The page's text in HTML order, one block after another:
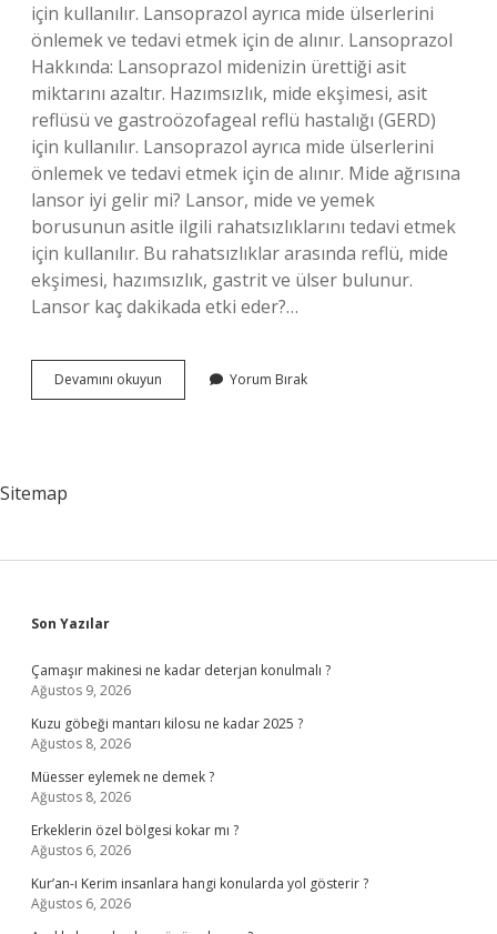
için kullanılır. Lansoprazol ayrıca mide ülserlerini
önlemek ve tedavi etmek için de alınır. Lansoprazol
Hakkında: Lansoprazol midenizin ürettiği asit
miktarını azaltır. Hazımsızlık, mide ekşimesi, asit
reflüsü ve gastroözofageal reflü hastalığı (GERD)
için kullanılır. Lansoprazol ayrıca mide ülserlerini
önlemek ve tedavi etmek için de alınır. Mide ağrısına
lansor iyi gelir mi? Lansor, mide ve yemek
borusunun asitle ilgili rahatsızlıklarını tedavi etmek
için kullanılır. Bu rahatsızlıklar arasında reflü, mide
ekşimesi, hazımsızlık, gastrit ve ülser bulunur.
Lansor kaç dakikada etki eder?…
Devamını okuyun
Ilacı
Yorum Bırak
Sitemap
Sidebar
Son Yazılar
Çamaşır makinesi ne kadar deterjan konulmalı ?
Ağustos 9, 2026
Kuzu göbeği mantarı kilosu ne kadar 2025 ?
Ağustos 8, 2026
Müesser eylemek ne demek ?
Ağustos 8, 2026
Erkeklerin özel bölgesi kokar mı ?
Ağustos 6, 2026
Kur’an-ı Kerim insanlara hangi konularda yol gösterir ?
Ağustos 6, 2026